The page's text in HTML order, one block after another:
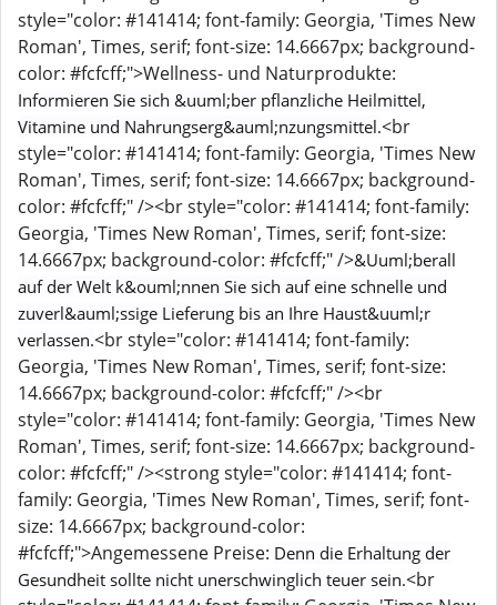
style="color: #141414; font-family: Georgia, 'Times New
Roman', Times, serif; font-size: 14.6667px; background-
color: #fcfcff;">Wellness- und Naturprodukte:
Informieren Sie sich &uuml;ber pflanzliche Heilmittel,
Vitamine und Nahrungserg&auml;nzungsmittel.<br
style="color: #141414; font-family: Georgia, 'Times New
Roman', Times, serif; font-size: 14.6667px; background-
color: #fcfcff;" /><br style="color: #141414; font-family:
Georgia, 'Times New Roman', Times, serif; font-size:
14.6667px; background-color: #fcfcff;" />&Uuml;berall
auf der Welt k&ouml;nnen Sie sich auf eine schnelle und
zuverl&auml;ssige Lieferung bis an Ihre Haust&uuml;r
verlassen.<br style="color: #141414; font-family:
Georgia, 'Times New Roman', Times, serif; font-size:
14.6667px; background-color: #fcfcff;" /><br
style="color: #141414; font-family: Georgia, 'Times New
Roman', Times, serif; font-size: 14.6667px; background-
color: #fcfcff;" /><strong style="color: #141414; font-
family: Georgia, 'Times New Roman', Times, serif; font-
size: 14.6667px; background-color:
#fcfcff;">Angemessene Preise: Denn die Erhaltung der
Gesundheit sollte nicht unerschwinglich teuer sein.<br